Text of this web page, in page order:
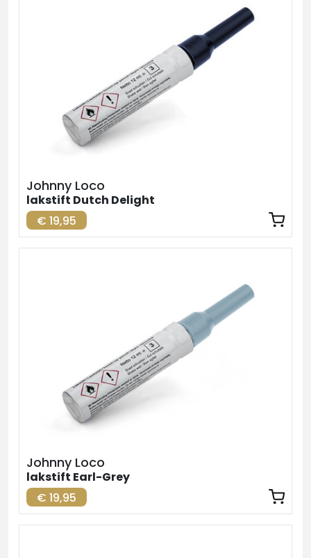
Johnny Loco
lakstift Dutch Delight
€ 19,95
Johnny Loco
lakstift Earl-Grey
€ 19,95